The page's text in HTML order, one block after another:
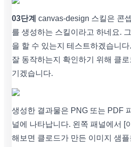
03단계 canvas-design 스킬은 콘
를 생성하는 스킬이라고 하네요.
을 할 수 있는지 테스트하겠습니다
잘 동작하는지 확인하기 위해 클
기겠습니다.
생성한 결과물은 PNG 또는 PDF
널에 나타납니다. 왼쪽 패널에서 [
해보면 클로드가 만든 이미지 샘